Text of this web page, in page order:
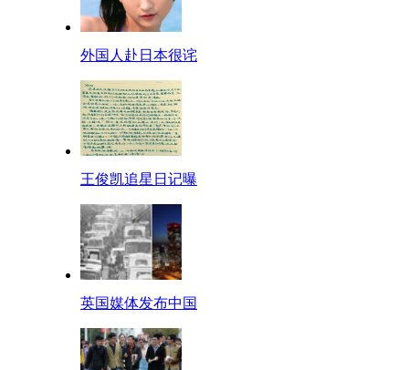
外国人赴日本很诧
王俊凯追星日记曝
英国媒体发布中国